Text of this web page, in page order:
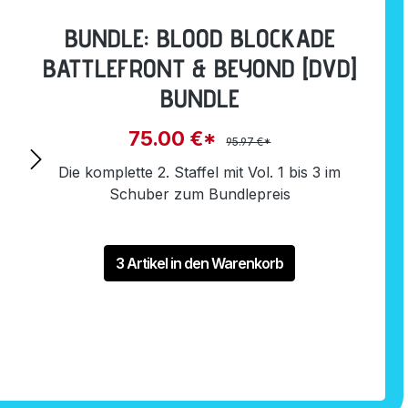
BUNDLE: BLOOD BLOCKADE
BATTLEFRONT & BEYOND [DVD]
BUNDLE
75.00 €* 95.97 €*
Die komplette 2. Staffel mit Vol. 1 bis 3 im
Schuber zum Bundlepreis
3 Artikel in den Warenkorb